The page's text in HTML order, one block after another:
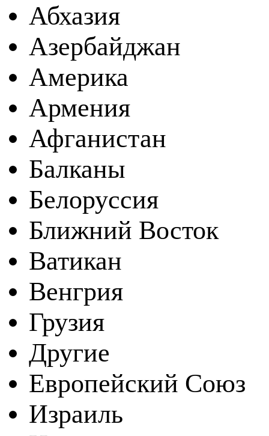
Абхазия
Азербайджан
Америка
Армения
Афганистан
Балканы
Белоруссия
Ближний Восток
Ватикан
Венгрия
Грузия
Другие
Европейский Союз
Израиль